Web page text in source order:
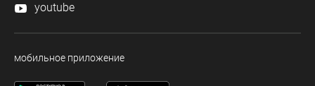
youtube
мобильное приложение